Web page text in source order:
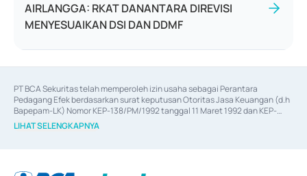
AIRLANGGA: RKAT DANANTARA DIREVISI
MENYESUAIKAN DSI DAN DDMF
PT BCA Sekuritas telah memperoleh izin usaha sebagai Perantara
Pedagang Efek berdasarkan surat keputusan Otoritas Jasa Keuangan (d.h
Bapepam-LK) Nomor KEP-138/PM/1992 tanggal 11 Maret 1992 dan KEP-
06/D.04/2014 tanggal 28 Februari 2014, izin usaha sebagai Penjamin Emisi
Efek berdasarkan surat keputusan Otoritas Jasa Keuangan Nomor KEP-
LIHAT SELENGKAPNYA